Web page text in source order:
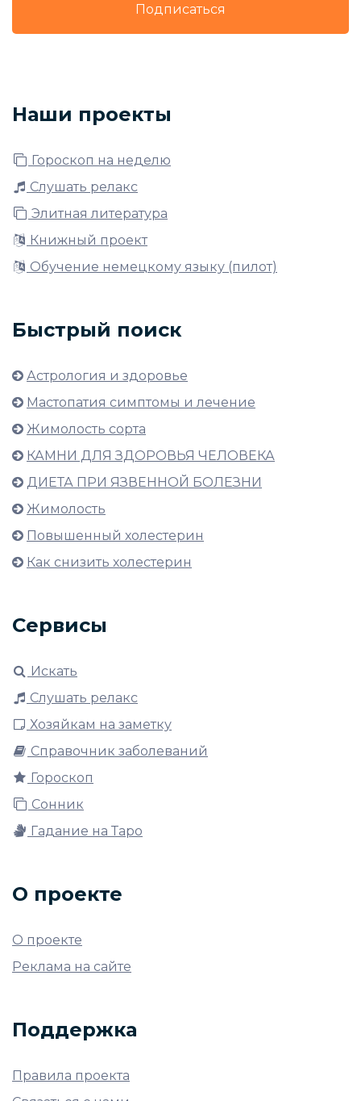
Подписаться
Наши проекты
Гороскоп на неделю
Слушать релакс
Элитная литература
Книжный проект
Обучение немецкому языку (пилот)
Быстрый поиск
Астрология и здоровье
Мастопатия симптомы и лечение
Жимолость сорта
КАМНИ ДЛЯ ЗДОРОВЬЯ ЧЕЛОВЕКА
ДИЕТА ПРИ ЯЗВЕННОЙ БОЛЕЗНИ
Жимолость
Повышенный холестерин
Как снизить холестерин
Сервисы
Искать
Слушать релакс
Хозяйкам на заметку
Справочник заболеваний
Гороскоп
Сонник
Гадание на Таро
О проекте
О проекте
Реклама на сайте
Поддержка
Правила проекта